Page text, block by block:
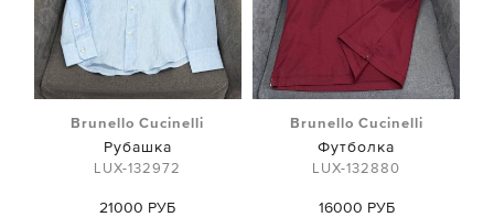
Brunello Cucinelli
Рубашка
LUX-132972
21000 РУБ
Brunello Cucinelli
Футболка
LUX-132880
16000 РУБ